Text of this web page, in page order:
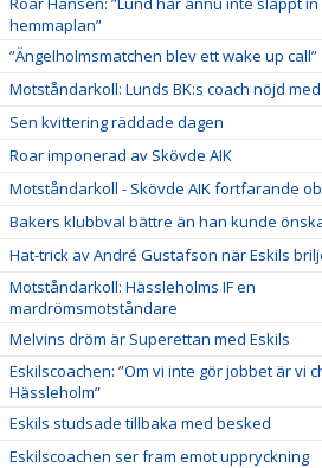
hemmaplan”
”Ängelholmsmatchen blev ett wake up call”
Motståndarkoll: Lunds BK:s coach nöjd
Sen kvittering räddade dagen
Roar imponerad av Skövde AIK
Motståndarkoll - Skövde AIK fortfarande
Bakers klubbval bättre än han kunde
Hat-trick av André Gustafson när Eskils
Motståndarkoll: Hässleholms IF en
mardrömsmotståndare
Melvins dröm är Superettan med Eskils
Eskilscoachen: ”Om vi inte gör jobbet är vi
Hässleholm”
Eskils studsade tillbaka med besked
Eskilscoachen ser fram emot uppryckning